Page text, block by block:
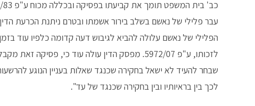
עבר פלילי של נאשם בשלב בירור אשמתו ובטרם ניתנת הכרעת
הפלילי של נאשם עלולה להביא לגיבוש דעה קדומה כלפיו עוד
שבחר להעיד לא ישאל בחקירה שכנגד שאלות בעניין הנוגע
לכך בין בראיותיו ובין בחקירה שכנגד של עד".